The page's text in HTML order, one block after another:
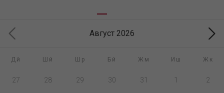
Август 2026
Дй Шй Шр Бй Жм Иш Жк
27 28 29 30 31 1 2